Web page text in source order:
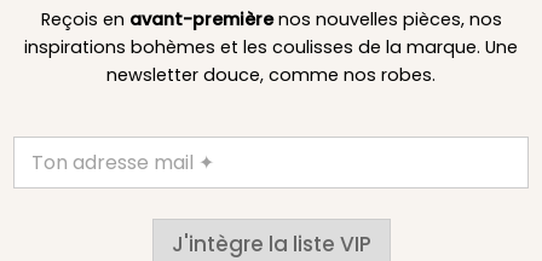
Reçois en avant-premièrenos nouvelles pièces, nos
inspirations bohèmes et les coulisses de la marque. Une
newsletter douce, comme nos robes.
J'intègre la liste VIP